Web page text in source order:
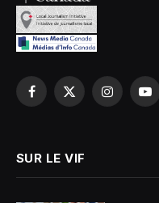
Facebook
X
Instagram
SUR LE VIF